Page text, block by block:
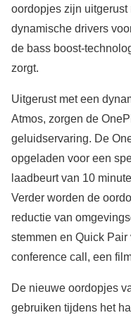
oordopjes zijn
dynamische drivers
de bass boost-
zorgt.
Uitgerust met een
Atmos, zorgen de
geluidservaring. De
opgeladen voor een
laadbeurt van 10
Verder worden de
reductie van
stemmen en Quick
conference call, een
De nieuwe oordopjes
gebruiken tijdens het